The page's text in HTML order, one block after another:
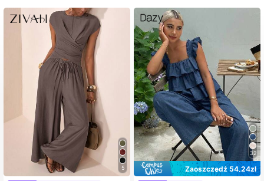
5
32
Zaoszczędź 54,24zł